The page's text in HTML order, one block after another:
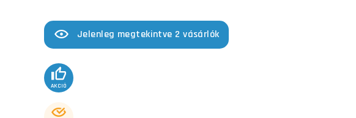
Jelenleg megtekintve 2 vásárlók
AKCIÓ